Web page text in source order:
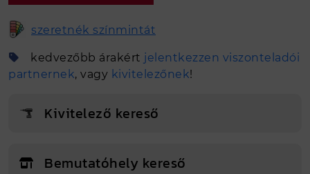
szeretnék színmintát
kedvezőbb árakért jelentkezzen viszonteladói
partnernek, vagy kivitelezőnek!
Kivitelező kereső
Bemutatóhely kereső